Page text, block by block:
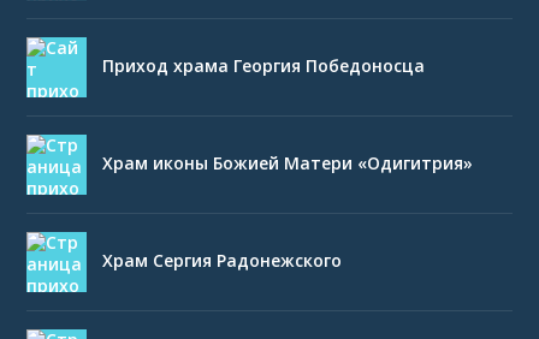
Приход храма Георгия Победоносца
Храм иконы Божией Матери «Одигитрия»
Храм Сергия Радонежского